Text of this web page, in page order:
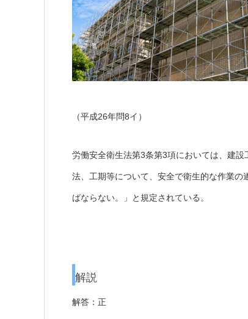
（平成26年問8イ）
労働安全衛生法第3条第3項においては、建
法、工期等について、安全で衛生的な作業
ばならない。」と規定されている。
解説
解答：正